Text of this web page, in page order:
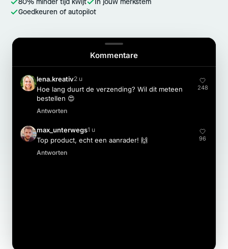
80% minder tijd kwijt
In jouw merkstem
Goedkeuren of autopilot
Kommentare
lena.kreativ2 u
Hoe lang duurt de verzending? Wil dit meteen
bestellen 😍
Antworten
248
max_unterwegs1 u
Top product, echt een aanrader! 🙌
Antworten
96